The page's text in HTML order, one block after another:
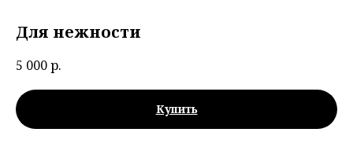
Для нежности
5 000р.
Купить